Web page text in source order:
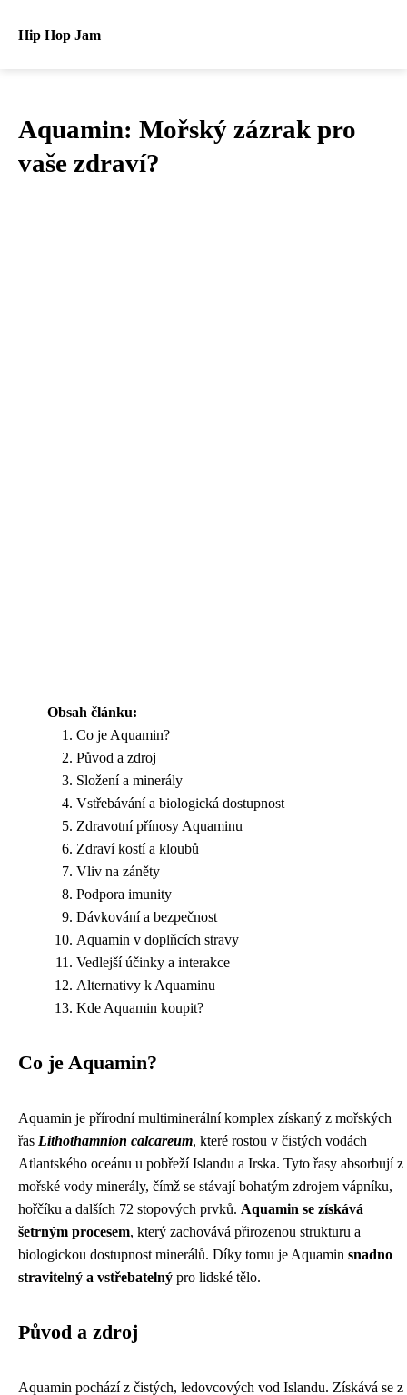
Hip Hop Jam
Aquamin: Mořský zázrak pro
vaše zdraví?
Obsah článku:
Co je Aquamin?
Původ a zdroj
Složení a minerály
Vstřebávání a biologická dostupnost
Zdravotní přínosy Aquaminu
Zdraví kostí a kloubů
Vliv na záněty
Podpora imunity
Dávkování a bezpečnost
Aquamin v doplňcích stravy
Vedlejší účinky a interakce
Alternativy k Aquaminu
Kde Aquamin koupit?
Co je Aquamin?
Aquamin je přírodní multiminerální komplex získaný z mořských
řas Lithothamnion calcareum, které rostou v čistých vodách
Atlantského oceánu u pobřeží Islandu a Irska. Tyto řasy absorbují z
mořské vody minerály, čímž se stávají bohatým zdrojem vápníku,
hořčíku a dalších 72 stopových prvků. Aquamin se získává
šetrným procesem, který zachovává přirozenou strukturu a
biologickou dostupnost minerálů. Díky tomu je Aquamin snadno
stravitelný a vstřebatelný pro lidské tělo.
Původ a zdroj
Aquamin pochází z čistých, ledovcových vod Islandu. Získává se z